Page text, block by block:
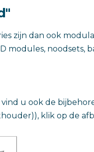
zijn dan ook
modules,
u ook de
klik op de